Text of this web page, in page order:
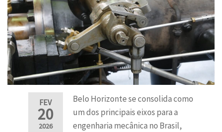
FEV
20
2026
Belo Horizonte se consolida como
um dos principais eixos para a
engenharia mecânica no Brasil,